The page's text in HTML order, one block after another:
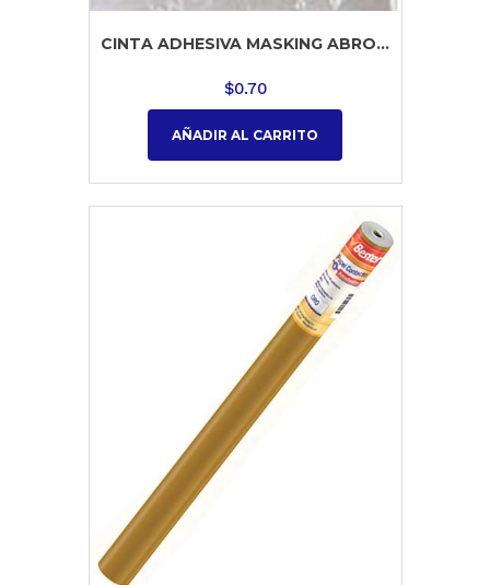
CINTA ADHESIVA MASKING ABRO...
$0.70
AÑADIR AL CARRITO